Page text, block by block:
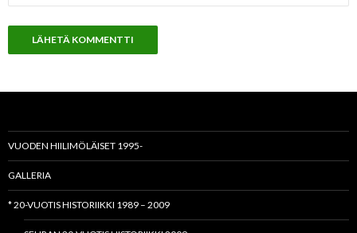
VUODEN HIILIMÖLÄISET 1995-
GALLERIA
* 20-VUOTIS HISTORIIKKI 1989 – 2009